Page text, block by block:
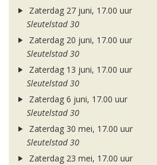
Zaterdag 27 juni, 17.00 uur
Sleutelstad 30
Zaterdag 20 juni, 17.00 uur
Sleutelstad 30
Zaterdag 13 juni, 17.00 uur
Sleutelstad 30
Zaterdag 6 juni, 17.00 uur
Sleutelstad 30
Zaterdag 30 mei, 17.00 uur
Sleutelstad 30
Zaterdag 23 mei, 17.00 uur